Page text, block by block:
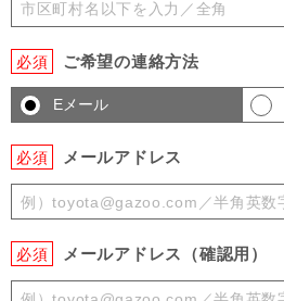
必須 ご希望の連絡方法
Eメール
必須 メールアドレス
必須 メールアドレス（確認用）